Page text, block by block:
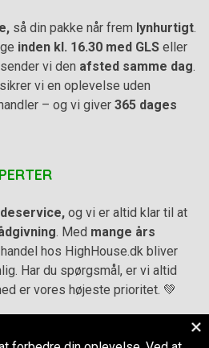
så din pakke når frem lynhurtigt
inden kl. 16.30 med GLS eller
vi den afsted samme dag
vi en oplevelse uden
– og vi giver 365 dages
og vi er altid klar til at
. Med mange års
hos HighHouse.dk bliver
Har du spørgsmål, er vi altid
er vores højeste prioritet. 💚